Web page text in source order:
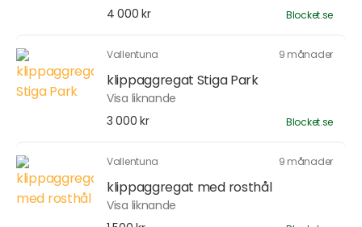
4 000 kr
Blocket.se
Vallentuna 9 månader
klippaggregat Stiga Park
Visa liknande
3 000 kr
Blocket.se
Vallentuna 9 månader
klippaggregat med rosthål
Visa liknande